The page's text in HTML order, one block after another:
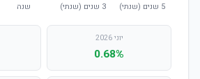
יוני 2026
0.68%